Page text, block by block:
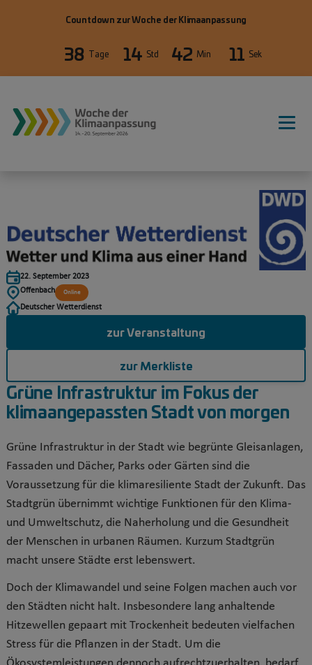
Countdown zur Woche der Klimaanpassung
38 Tage 14 Std 42 Min 11 Sek
Grüne Infrastruktur im Fokus der
klimaangepassten Stadt von morgen
Grüne Infrastruktur in der Stadt wie begrünte Gleisanlagen,
Fassaden und Dächer, Parks oder Gärten sind die
Voraussetzung für die klimaresiliente Stadt der Zukunft. Das
Stadtgrün übernimmt wichtige Funktionen für den Klima-
und Umweltschutz, die Naherholung und die Gesundheit
der Menschen in urbanen Räumen. Kurzum Stadtgrün
macht unsere Städte erst lebenswert.
Doch der Klimawandel und seine Folgen machen auch vor
den Städten nicht halt. Insbesondere lang anhaltende
Hitzewellen gepaart mit Trockenheit bedeuten vielfachen
Stress für die Pflanzen in der Stadt. Um die
22. September 2023
Offenbach
Online
Deutscher Wetterdienst
zur Veranstaltung
zur Merkliste